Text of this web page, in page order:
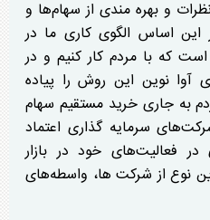
و بهره مندی از سهام‌ها و
این اساس الگوی کاری ما در
که با مردم کار کنیم و در
آوا نوین این روش را پیاده
به جاری خرید مستقیم سهام
سرمایه گذاری اعتماد
فعالیت‌های خود در بازار
نوع از شرکت ها، واسطه‌های